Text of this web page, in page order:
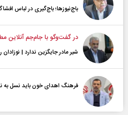
باج‌نیوزها؛ باج‌گیری در لباس
در گفت‌و‌گو با جام‌جم آنلاین
شیر مادر جایگزین ندارد | نوزادان
فرهنگ اهدای خون باید نسل به